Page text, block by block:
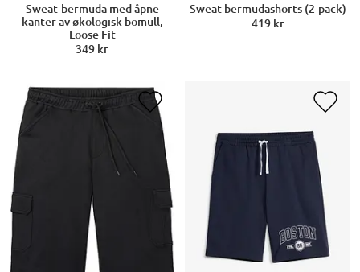
Sweat-bermuda med åpne
kanter av økologisk bomull,
Loose Fit
349 kr
Sweat bermudashorts (2-pack)
419 kr